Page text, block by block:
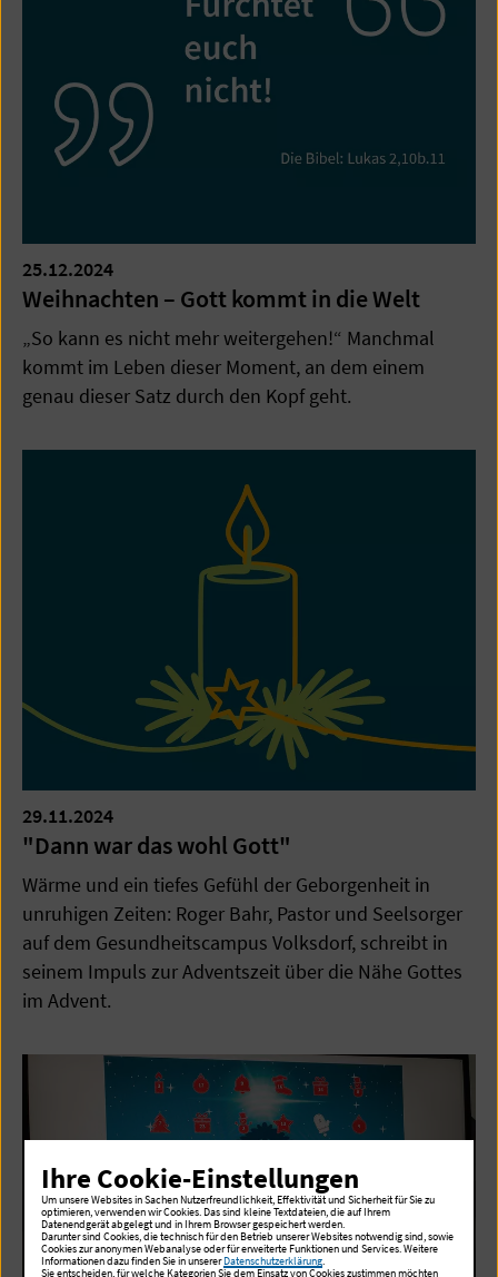
25.12.2024
Weihnachten – Gott kommt in die Welt
„So kann es nicht mehr weitergehen!“ Manchmal
kommt im Leben dieser Moment, an dem einem
genau dieser Satz durch den Kopf geht.
29.11.2024
"Dann war das wohl Gott"
Wärme und ein tiefes Gefühl der Geborgenheit in
unruhigen Zeiten: Roger Bahr, Pastor und Seelsorger
auf dem Gesundheitscampus Volksdorf, schreibt in
seinem Impuls zur Adventszeit über die Nähe Gottes
im Advent.
Ihre Cookie-Einstellungen
Um unsere Websites in Sachen Nutzerfreundlichkeit, Effektivität und Sicherheit für Sie zu
optimieren, verwenden wir Cookies. Das sind kleine Textdateien, die auf Ihrem
Datenendgerät abgelegt und in Ihrem Browser gespeichert werden.
Darunter sind Cookies, die technisch für den Betrieb unserer Websites notwendig sind, sowie
Cookies zur anonymen Webanalyse oder für erweiterte Funktionen und Services. Weitere
Informationen dazu finden Sie in unsererDatenschutzerklärung
Sie entscheiden, für welche Kategorien Sie dem Einsatz von Cookies zustimmen möchten